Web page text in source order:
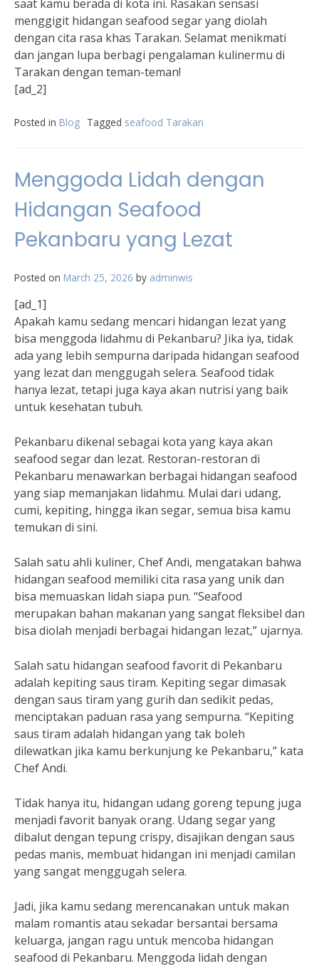
saat kamu berada di kota ini. Rasakan sensasi
menggigit hidangan seafood segar yang diolah
dengan cita rasa khas Tarakan. Selamat menikmati
dan jangan lupa berbagi pengalaman kulinermu di
Tarakan dengan teman-teman!
[ad_2]
Posted in Blog Tagged seafood Tarakan
Menggoda Lidah dengan
Hidangan Seafood
Pekanbaru yang Lezat
Posted on March 25, 2026 by adminwis
[ad_1]
Apakah kamu sedang mencari hidangan lezat yang
bisa menggoda lidahmu di Pekanbaru? Jika iya, tidak
ada yang lebih sempurna daripada hidangan seafood
yang lezat dan menggugah selera. Seafood tidak
hanya lezat, tetapi juga kaya akan nutrisi yang baik
untuk kesehatan tubuh.
Pekanbaru dikenal sebagai kota yang kaya akan
seafood segar dan lezat. Restoran-restoran di
Pekanbaru menawarkan berbagai hidangan seafood
yang siap memanjakan lidahmu. Mulai dari udang,
cumi, kepiting, hingga ikan segar, semua bisa kamu
temukan di sini.
Salah satu ahli kuliner, Chef Andi, mengatakan bahwa
hidangan seafood memiliki cita rasa yang unik dan
bisa memuaskan lidah siapa pun. “Seafood
merupakan bahan makanan yang sangat fleksibel dan
bisa diolah menjadi berbagai hidangan lezat,” ujarnya.
Salah satu hidangan seafood favorit di Pekanbaru
adalah kepiting saus tiram. Kepiting segar dimasak
dengan saus tiram yang gurih dan sedikit pedas,
menciptakan paduan rasa yang sempurna. “Kepiting
saus tiram adalah hidangan yang tak boleh
dilewatkan jika kamu berkunjung ke Pekanbaru,” kata
Chef Andi.
Tidak hanya itu, hidangan udang goreng tepung juga
menjadi favorit banyak orang. Udang segar yang
dibalut dengan tepung crispy, disajikan dengan saus
pedas manis, membuat hidangan ini menjadi camilan
yang sangat menggugah selera.
Jadi, jika kamu sedang merencanakan untuk makan
malam romantis atau sekadar bersantai bersama
keluarga, jangan ragu untuk mencoba hidangan
seafood di Pekanbaru. Menggoda lidah dengan